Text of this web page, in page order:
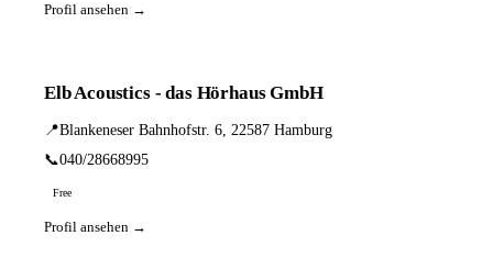
Profil ansehen →
Elb Acoustics - das Hörhaus GmbH
📍Blankeneser Bahnhofstr. 6, 22587 Hamburg
📞040/28668995
Free
Profil ansehen →